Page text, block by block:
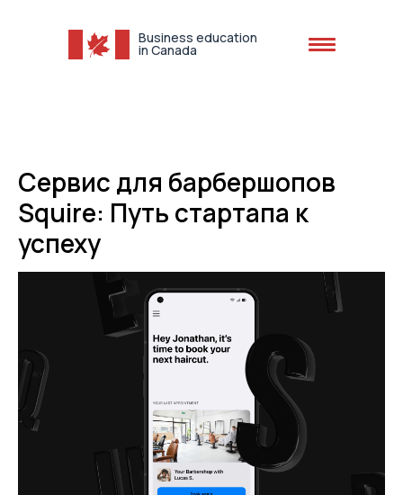
Business education
in Canada
Сервис для барбершопов
Squire: Путь стартапа к
успеху